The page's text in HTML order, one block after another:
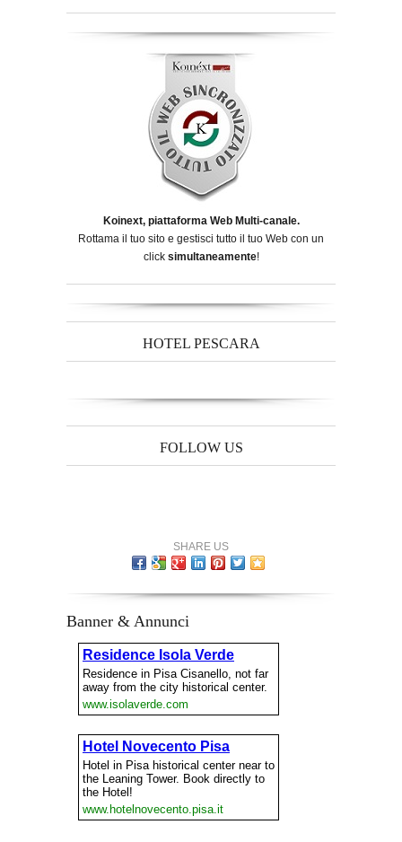
Koinext, piattaforma Web Multi-canale.
Rottama il tuo sito e gestisci tutto il tuo Web con un
click simultaneamente!
HOTEL PESCARA
FOLLOW US
SHARE US
Banner & Annunci